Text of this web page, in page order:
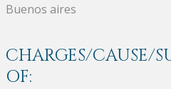
Buenos aires
CHARGES/CAUSE/
OF: